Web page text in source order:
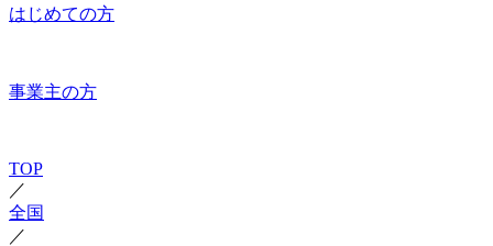
はじめての方
事業主の方
TOP
／
全国
／